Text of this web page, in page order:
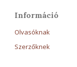
Információ
Olvasóknak
Szerzőknek